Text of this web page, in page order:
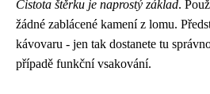
Čistota štěrku je naprostý základ.
žádné zablácené kamení z lomu.
kávovaru - jen tak dostanete tu
případě funkční vsakování.